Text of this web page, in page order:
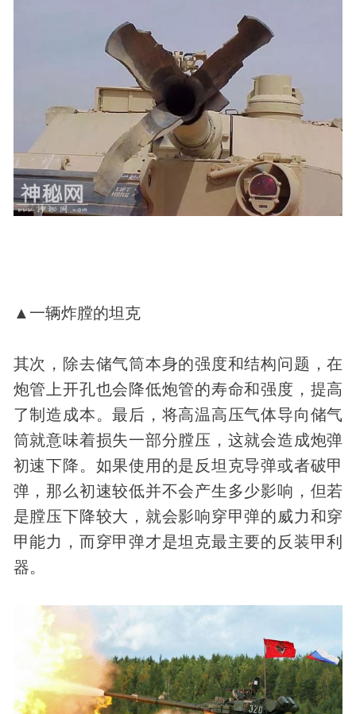
▲一辆炸膛的坦克
其次，除去储气筒本身的强度和结构问题，在
炮管上开孔也会降低炮管的寿命和强度，提高
了制造成本。最后，将高温高压气体导向储气
筒就意味着损失一部分膛压，这就会造成炮弹
初速下降。如果使用的是反坦克导弹或者破甲
弹，那么初速较低并不会产生多少影响，但若
是膛压下降较大，就会影响穿甲弹的威力和穿
甲能力，而穿甲弹才是坦克最主要的反装甲利
器。